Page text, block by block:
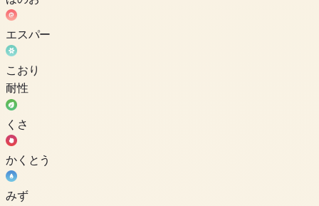
エスパー
こおり
耐性
くさ
かくとう
みず